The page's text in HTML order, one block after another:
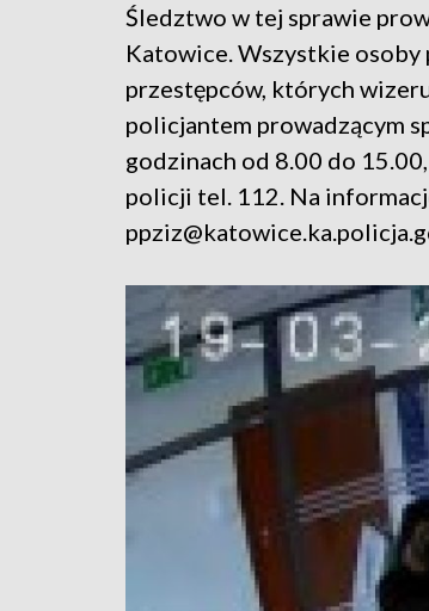
Śledztwo w tej sprawie
Katowice. Wszystkie osoby
przestępców, których
policjantem prowadzącym
godzinach od 8.00 do
policji tel. 112. Na